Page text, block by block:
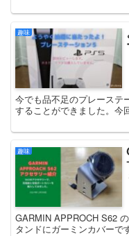
趣味
今でも品不足のプレーステ
することができました。今
趣味
GARMIN APPROCH S62
タンドにガーミンカバーです